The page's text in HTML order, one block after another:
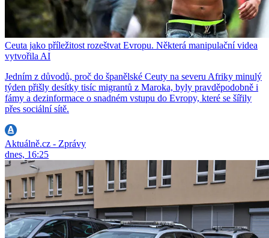
Ceuta jako příležitost rozeštvat Evropu. Některá manipulační videa
vytvořila AI
Jedním z důvodů, proč do španělské Ceuty na severu Afriky minulý
týden přišly desítky tisíc migrantů z Maroka, byly pravděpodobně i
fámy a dezinformace o snadném vstupu do Evropy, které se šířily
přes sociální sítě.
Aktuálně.cz - Zprávy
dnes, 16:25